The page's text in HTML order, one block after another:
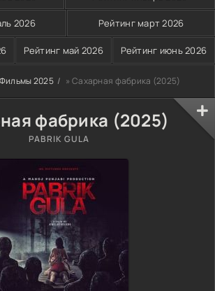
2026 Рейтинг март 2026
Рейтинг май 2026 Рейтинг июнь 2026
Фильмы 2025 » Сахарная фабрика (2025)
фабрика (2025)
PABRIK GULA